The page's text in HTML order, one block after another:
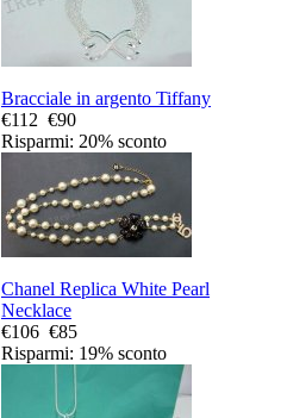
Bracciale in argento Tiffany
€112 €90
Risparmi: 20% sconto
Chanel Replica White Pearl
Necklace
€106 €85
Risparmi: 19% sconto